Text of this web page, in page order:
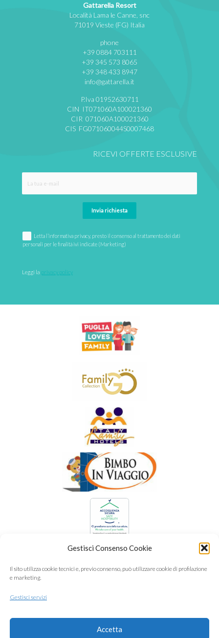
Gestisci Consenso Cookie
Il sito utilizza cookie tecnici e, previo consenso, può utilizzare cookie di profilazione
e marketing.
Gestisci servizi
Accetta
Gattarella Resort
Località Lama le Canne, snc
71019 Vieste (FG) Italia
phone
+39 0884 703111
+39 345 573 8065
+39 348 433 8947
info@gattarella.it
P.Iva 01952630711
CIN IT071060A100021360
CIR 071060A100021360
CIS FG071060044S0007468
RICEVI OFFERTE ESCLUSIVE
Invia richiesta
Letta l’informativa privacy, presto il consenso al trattamento dei dati
personali per le finalità ivi indicate (Marketing)
Leggi la privacy policy